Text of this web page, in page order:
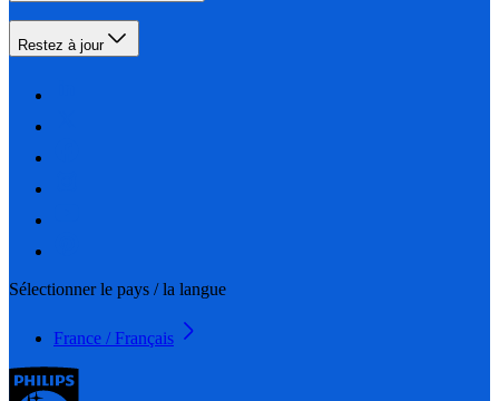
Restez à jour
Sélectionner le pays / la langue
France / Français